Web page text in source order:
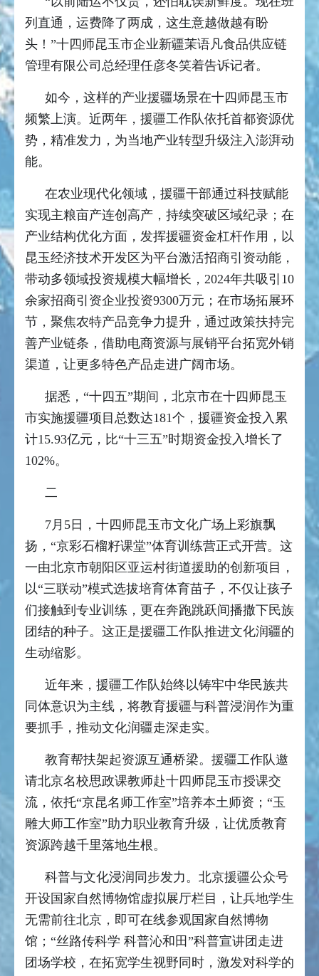
列直通，运费降了两成，这生意越做越有盼
头！”十四师昆玉市企业新疆茉语凡食品供应链
管理有限公司总经理任彦冬笑着告诉记者。
如今，这样的产业援疆场景在十四师昆玉市
频繁上演。近两年，援疆工作队依托首都资源优
势，精准发力，为当地产业转型升级注入澎湃动
能。
在农业现代化领域，援疆干部通过科技赋能
实现主粮亩产连创高产，持续突破区域纪录；在
产业结构优化方面，发挥援疆资金杠杆作用，以
昆玉经济技术开发区为平台激活招商引资动能，
带动多领域投资规模大幅增长，2024年共吸引10
余家招商引资企业投资9300万元；在市场拓展环
节，聚焦农特产品竞争力提升，通过政策扶持完
善产业链条，借助电商资源与展销平台拓宽外销
渠道，让更多特色产品走进广阔市场。
据悉，“十四五”期间，北京市在十四师昆玉
市实施援疆项目总数达181个，援疆资金投入累
计15.93亿元，比“十三五”时期资金投入增长了
102%。
二
7月5日，十四师昆玉市文化广场上彩旗飘
扬，“京彩石榴籽课堂”体育训练营正式开营。这
一由北京市朝阳区亚运村街道援助的创新项目，
以“三联动”模式选拔培育体育苗子，不仅让孩子
们接触到专业训练，更在奔跑跳跃间播撒下民族
团结的种子。这正是援疆工作队推进文化润疆的
生动缩影。
近年来，援疆工作队始终以铸牢中华民族共
同体意识为主线，将教育援疆与科普浸润作为重
要抓手，推动文化润疆走深走实。
教育帮扶架起资源互通桥梁。援疆工作队邀
请北京名校思政课教师赴十四师昆玉市授课交
流，依托“京昆名师工作室”培养本土师资；“玉
雕大师工作室”助力职业教育升级，让优质教育
资源跨越千里落地生根。
科普与文化浸润同步发力。北京援疆公众号
开设国家自然博物馆虚拟展厅栏目，让兵地学生
无需前往北京，即可在线参观国家自然博物
馆；“丝路传科学 科普沁和田”科普宣讲团走进
团场学校，在拓宽学生视野同时，激发对科学的